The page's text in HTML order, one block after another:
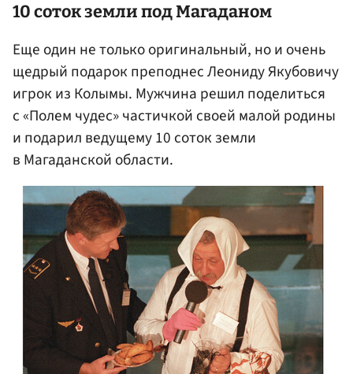
10 соток земли подМагаданом
Еще один не только оригинальный, но и очень
щедрый подарок преподнес Леониду Якубовичу
игрок из Колымы. Мужчина решил поделиться
с «Полем чудес» частичкой своей малой родины
и подарил ведущему 10 соток земли
в Магаданской области.